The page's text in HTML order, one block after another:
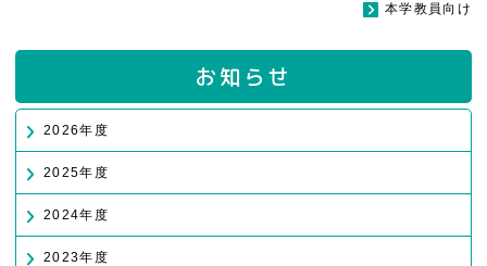
本学教員向け
お知らせ
2026年度
2025年度
2024年度
2023年度